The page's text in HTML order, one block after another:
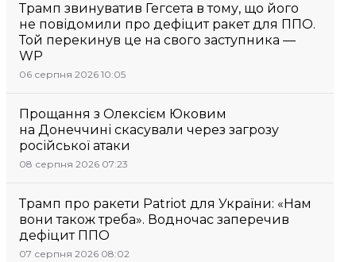
Трамп звинуватив Гегсета в тому, що його
не повідомили про дефіцит ракет для ППО.
Той перекинув це на свого заступника —
WP
06 серпня 2026 10:05
Прощання з Олексієм Юковим
на Донеччині скасували через загрозу
російської атаки
08 серпня 2026 07:23
Трамп про ракети Patriot для України: «Нам
вони також треба». Водночас заперечив
дефіцит ППО
07 серпня 2026 08:02